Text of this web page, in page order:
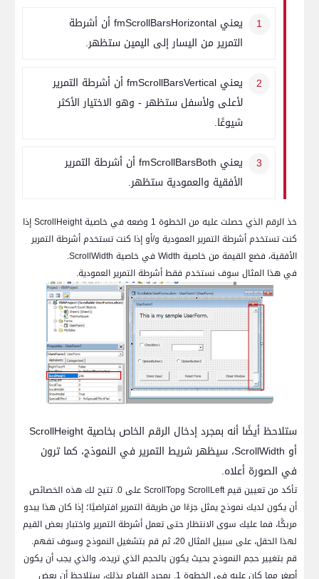
يعني fmScrollBarsHorizontalأن أشرطة
التمرير من اليسار إلى اليمين ستظهر.
يعني fmScrollBarsVerticalأن أشرطة التمرير
لأعلى ولأسفل ستظهر - وهو الاختيار الأكثر
شيوعًا.
يعني fmScrollBarsBothأن أشرطة التمرير
الأفقية والعمودية ستظهر.
خذ الرقم الذي حصلت عليه من الخطوة 1 وضعه في خاصية ScrollHeightإذا
كنت تستخدم أشرطة التمرير العمودية و/أو إذا كنت تستخدم أشرطة التمرير
الأفقية، فضع القيمة من خاصية Width في خاصية ScrollWidth
.
في هذا المثال سوف نستخدم فقط أشرطة التمرير العمودية.
ستلاحظ أيضًا أنه بمجرد إدخال الرقم الخاص بخاصية ScrollHeight
أو ScrollWidth، سيظهر شريط التمرير في النموذج، كما ترون
في الصورة أعلاه.
تأكد من تعيين قيمScrollLeft وScrollTop
على 0. تتيح لك هذه الخصائص
أن يكون لديك نموذج يمثل جزءًا من طريقة التمرير افتراضيًا؛ إذا كان هذا يبدو
مربكًا، فما عليك سوى الانتظار حتى تعمل أشرطة التمرير واختبار بعض القيم
لهذا الحقل، على سبيل المثال 20، ثم قم بتشغيل النموذج وسوف تفهم.
قم بتغيير حجم النموذج بحيث يكون بالحجم الذي تريده، والذي يجب أن يكون
أصغر مما كان عليه في الخطوة 1. بمجرد القيام بذلك، ستلاحظ أن بعض